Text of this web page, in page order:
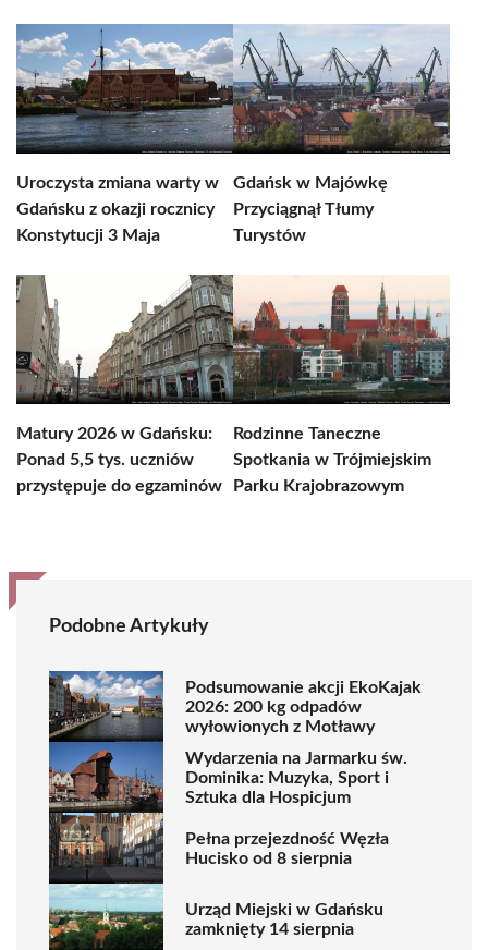
Uroczysta zmiana warty w
Gdańsku z okazji rocznicy
Konstytucji 3 Maja
Gdańsk w Majówkę
Przyciągnął Tłumy
Turystów
Matury 2026 w Gdańsku:
Ponad 5,5 tys. uczniów
przystępuje do egzaminów
Rodzinne Taneczne
Spotkania w Trójmiejskim
Parku Krajobrazowym
Podobne Artykuły
Podsumowanie akcji EkoKajak
2026: 200 kg odpadów
wyłowionych z Motławy
Wydarzenia na Jarmarku św.
Dominika: Muzyka, Sport i
Sztuka dla Hospicjum
Pełna przejezdność Węzła
Hucisko od 8 sierpnia
Urząd Miejski w Gdańsku
zamknięty 14 sierpnia